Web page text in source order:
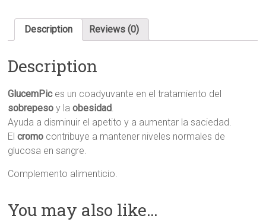
Description Reviews (0)
Description
GlucemPices un coadyuvante en el tratamiento del
sobrepeso y laobesidad.
Ayuda a disminuir el apetito y a aumentar la saciedad.
Elcromo contribuye a mantener niveles normales de
glucosa en sangre.
Complemento alimenticio.
You may also like…